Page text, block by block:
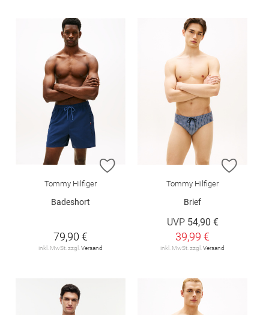
ZUR WUNSCHLISTE HINZUFÜGEN
Tommy Hilfiger
Badeshort
79,90 €
inkl. MwSt. zzgl. Versand
ZUR
Tommy Hilfiger
Brief
UVP 54,90 €
39,99 €
inkl. MwSt. zzgl. Versand